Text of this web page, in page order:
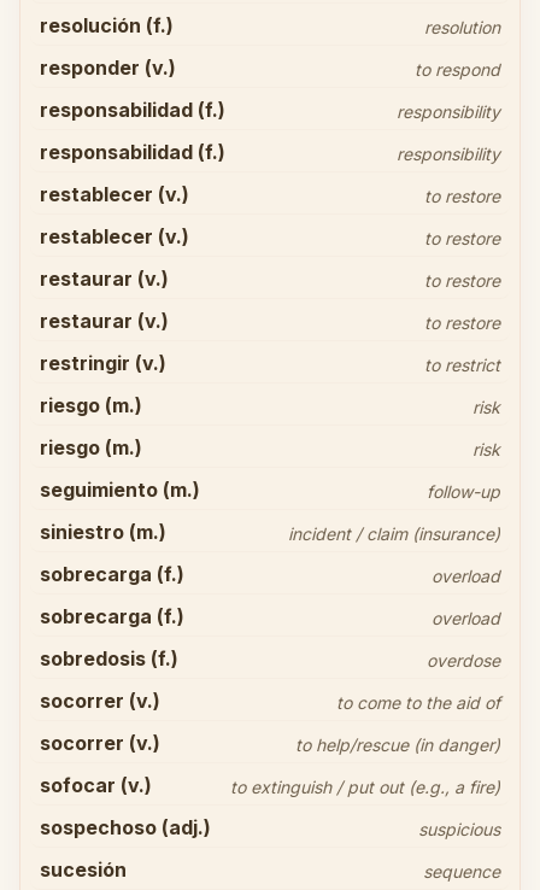
resolución (f.) resolution
responder (v.) to respond
responsabilidad (f.) responsibility
responsabilidad (f.) responsibility
restablecer (v.) to restore
restablecer (v.) to restore
restaurar (v.) to restore
restaurar (v.) to restore
restringir (v.) to restrict
riesgo (m.) risk
riesgo (m.) risk
seguimiento (m.) follow-up
siniestro (m.) incident / claim (insurance)
sobrecarga (f.) overload
sobrecarga (f.) overload
sobredosis (f.) overdose
socorrer (v.) to come to the aid of
socorrer (v.) to help/rescue (in danger)
sofocar (v.) to extinguish / put out (e.g., a fire)
sospechoso (adj.) suspicious
sucesión sequence